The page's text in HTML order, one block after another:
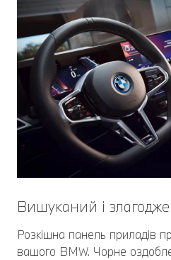
Вишуканий і
Розкішна панель приладів
вашого BMW. Чорне